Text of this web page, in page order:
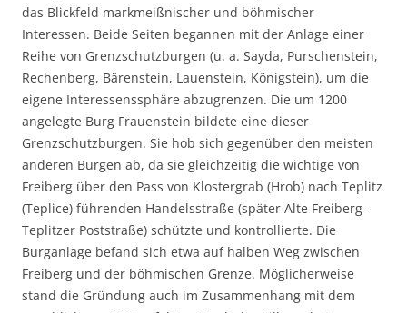
das Blickfeld markmeißnischer und böhmischer
Interessen. Beide Seiten begannen mit der Anlage einer
Reihe von Grenzschutzburgen (u. a. Sayda, Purschenstein,
Rechenberg, Bärenstein, Lauenstein, Königstein), um die
eigene Interessenssphäre abzugrenzen. Die um 1200
angelegte Burg Frauenstein bildete eine dieser
Grenzschutzburgen. Sie hob sich gegenüber den meisten
anderen Burgen ab, da sie gleichzeitig die wichtige von
Freiberg über den Pass von Klostergrab (Hrob) nach Teplitz
(Teplice) führenden Handelsstraße (später Alte Freiberg-
Teplitzer Poststraße) schützte und kontrollierte. Die
Burganlage befand sich etwa auf halben Weg zwischen
Freiberg und der böhmischen Grenze. Möglicherweise
stand die Gründung auch im Zusammenhang mit dem